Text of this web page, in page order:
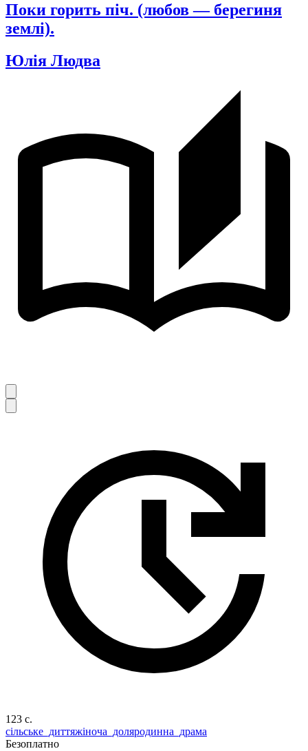
Поки горить піч. (любов — берегиня
землі).
Юлія Людва
123 c.
сільське_диттяжіноча_доляродинна_драма
Безоплатно